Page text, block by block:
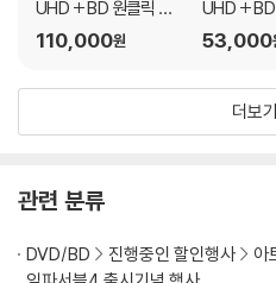
UHD + BD 원클릭 박
스 C Type 400장 한
110,000원
UHD +
ype 500장
53,000
더보기
관련 분류
DVD/BD 진행중인 할인행사 아